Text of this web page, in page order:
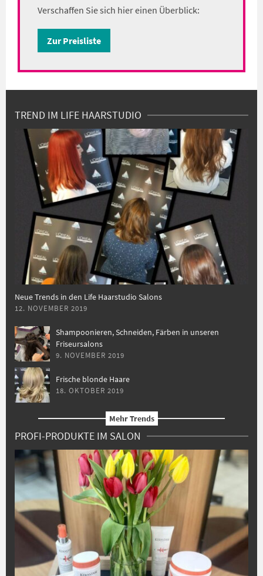
Verschaffen Sie sich hier einen Überblick:
Zur Preisliste
TREND IM LIFE HAARSTUDIO
Neue Trends in den Life Haarstudio Salons
12. NOVEMBER 2019
Shampoonieren, Schneiden, Färben in unseren
Friseursalons
9. NOVEMBER 2019
Frische blonde Haare
18. OKTOBER 2019
Mehr Trends
PROFI-PRODUKTE IM SALON